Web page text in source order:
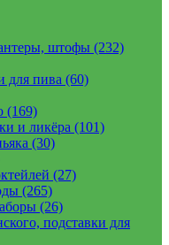
штофы (232)
для пива (60)
(169)
и ликёра (101)
(30)
(27)
(265)
(26)
подставки для